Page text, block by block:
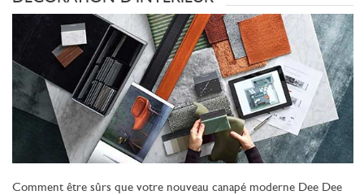
Comment être sûrs que votre nouveau canapé moderne Dee Dee